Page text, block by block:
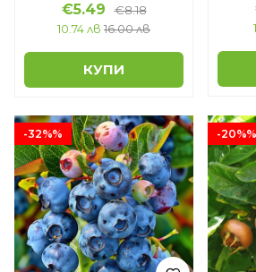
€5.49
€8.18
10.74 лв 16.00 лв
КУПИ
-32%% -20%%